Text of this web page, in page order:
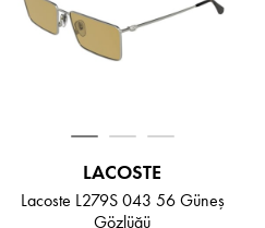
LACOSTE
Lacoste L279S 043 56 Güneş
Gözlüğü